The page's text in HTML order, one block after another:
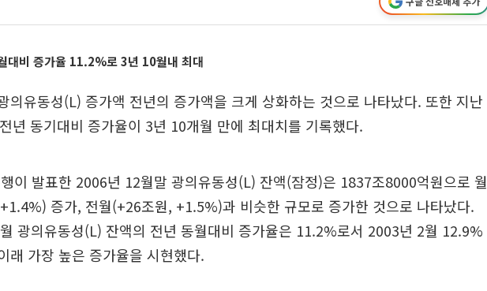
대비 증가율 11.2%로 3년 10월내 최대
의유동성(L) 증가액 전년의 증가액을 크게 상화하는 것으로 나타났다. 또한 지난
년 동기대비 증가율이 3년 10개월 만에 최대치를 기록했다.
이 발표한 2006년 12월말 광의유동성(L) 잔액(잠정)은 1837조8000억원으로 월
증가, 전월(+26조원, +1.5%)과 비슷한 규모로 증가한 것으로 나타났다.
광의유동성(L) 잔액의 전년 동월대비 증가율은 11.2%로서 2003년 2월 12.9%
래 가장 높은 증가율을 시현했다.